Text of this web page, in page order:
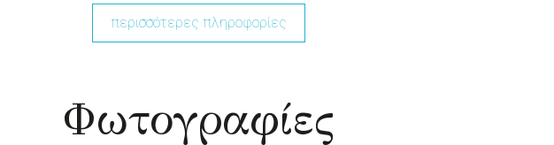
περισσότερες πληροφορίες
Φωτογραφίες